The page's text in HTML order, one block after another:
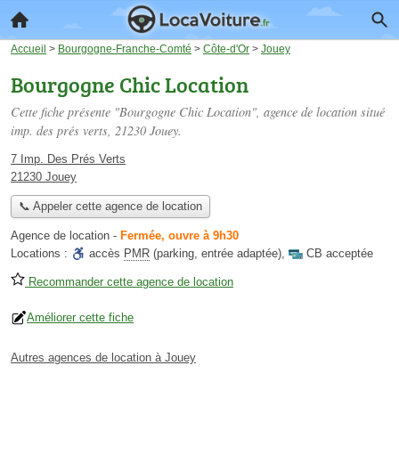
Accueil > Bourgogne-Franche-Comté > Côte-d'Or > Jouey
Bourgogne Chic Location
Cette fiche présente "Bourgogne Chic Location", agence de location situé
imp. des prés verts, 21230 Jouey.
7 Imp. Des Prés Verts
21230 Jouey
📞 Appeler cette agence de location
Agence de location - Fermée, ouvre à 9h30
Locations :
accès PMR (parking, entrée adaptée), CB acceptée
Recommander cette agence de location
Améliorer cette fiche
Autres agences de location à Jouey